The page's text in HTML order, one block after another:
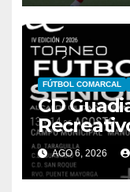
FÚTBOL COMARCAL
CD
CD San
del IV
AGO 6, 2026